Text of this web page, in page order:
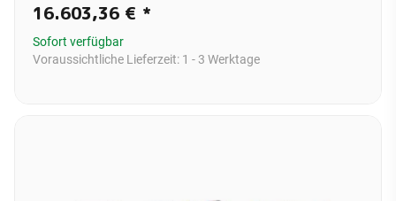
16.603,36 € *
Sofort verfügbar
Voraussichtliche Lieferzeit: 1 - 3 Werktage